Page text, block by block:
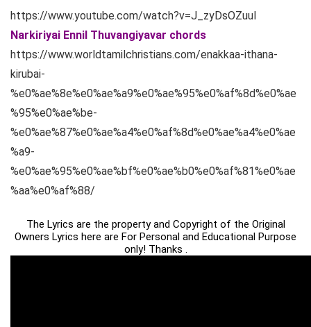
https://www.youtube.com/watch?v=J_zyDsOZuuI
Narkiriyai Ennil Thuvangiyavar chords
https://www.worldtamilchristians.com/enakkaa-ithana-
kirubai-
%e0%ae%8e%e0%ae%a9%e0%ae%95%e0%af%8d%e0%ae
%95%e0%ae%be-
%e0%ae%87%e0%ae%a4%e0%af%8d%e0%ae%a4%e0%ae
%a9-
%e0%ae%95%e0%ae%bf%e0%ae%b0%e0%af%81%e0%ae
%aa%e0%af%88/
The Lyrics are the property and Copyright of the Original
Owners Lyrics here are For Personal and Educational Purpose
only! Thanks .